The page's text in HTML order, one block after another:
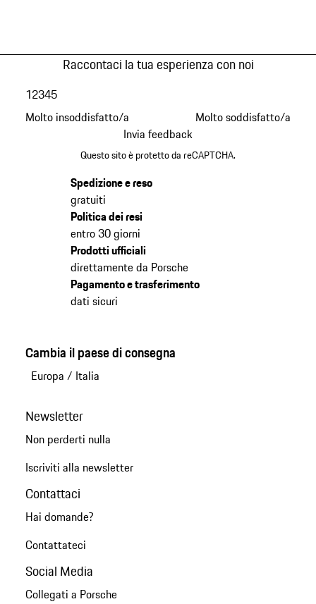
Raccontaci la tua esperienza con noi
Molto insoddisfatto/a
12345
Molto soddisfatto/a
Invia feedback
Questo sito è protetto da reCAPTCHA.
Spedizione e reso
gratuiti
Politica dei resi
entro 30 giorni
Prodotti ufficiali
direttamente da Porsche
Pagamento e trasferimento
dati sicuri
Cambia il paese di consegna
Europa / Italia
Newsletter
Non perderti nulla
Iscriviti alla newsletter
Contattaci
Hai domande?
Contattateci
Social Media
Collegati a Porsche